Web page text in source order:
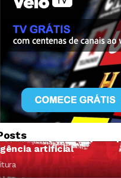
transformação
zona de prostituição a
artificial